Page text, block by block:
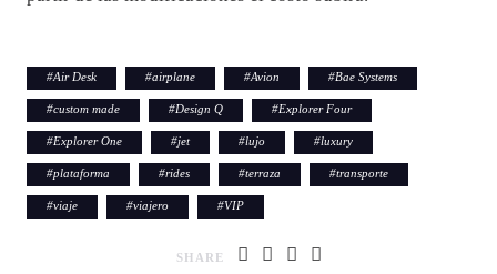
#Air Desk #airplane #Avion #Bae Systems
#custom made #Design Q #Explorer Four
#Explorer One #jet #lujo #luxury
#plataforma #rides #terraza #transporte
#viaje #viajero #VIP
SHARE